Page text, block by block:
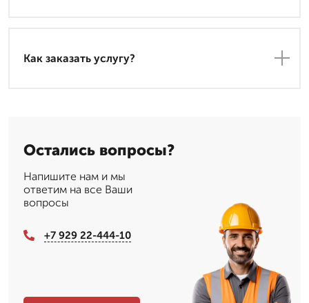
Как заказать услугу?
Остались вопросы?
Напишите нам и мы
ответим на все Ваши
вопросы
+7 929 22-444-10